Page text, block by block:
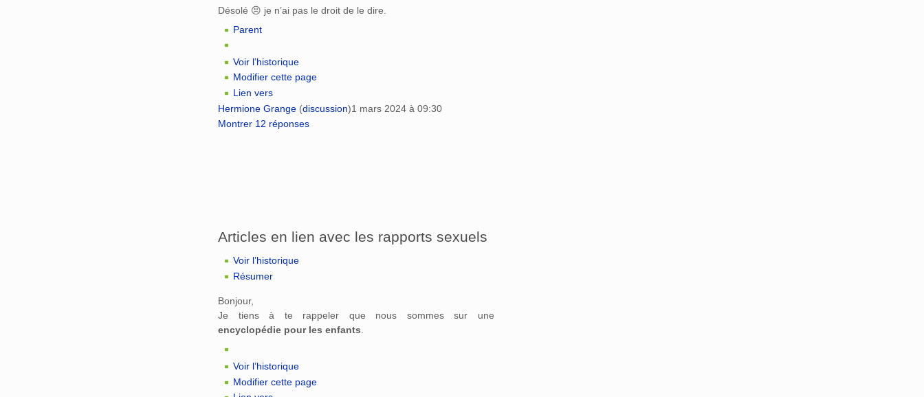
Désolé 😣 je n’ai pas le droit de le dire.
Parent
Voir l’historique
Modifier cette page
Lien vers
Hermione Grange (discussion)1 mars 2024 à 09:30
Montrer 12 réponses
Articles en lien avec les rapports sexuels
Voir l’historique
Résumer
Bonjour,
Je tiens à te rappeler que nous sommes sur une
encyclopédie pour les enfants.
Voir l’historique
Modifier cette page